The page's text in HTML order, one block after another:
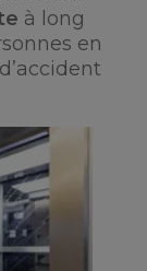
à long
en